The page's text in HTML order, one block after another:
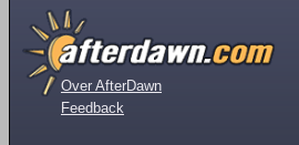
Over AfterDawn
Feedback